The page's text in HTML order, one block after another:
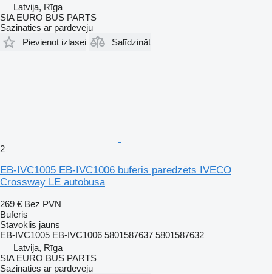
Latvija, Rīga
SIA EURO BUS PARTS
Sazināties ar pārdevēju
Pievienot izlasei
Salīdzināt
2
EB-IVC1005 EB-IVC1006 buferis paredzēts IVECO
Crossway LE autobusa
269 € Bez PVN
Buferis
Stāvoklis jauns
EB-IVC1005 EB-IVC1006 5801587637 5801587632
Latvija, Rīga
SIA EURO BUS PARTS
Sazināties ar pārdevēju